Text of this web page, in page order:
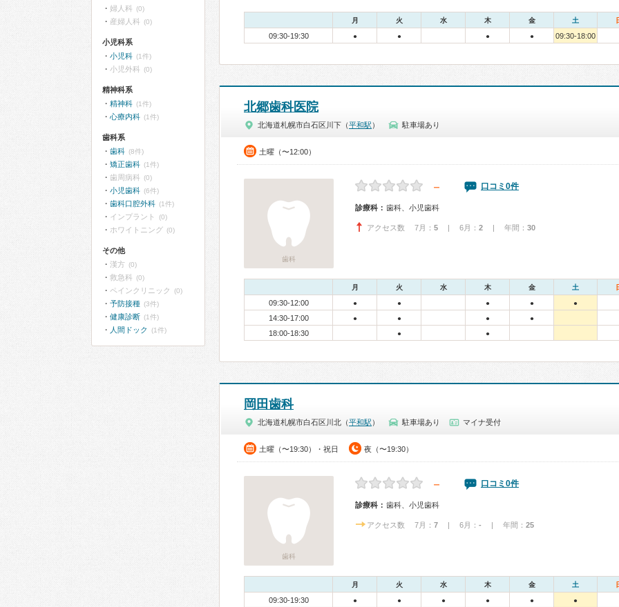
月 火 水 木 金 土
09:30-19:30 ● ● ● ● 09:30-18:00
北郷歯科医院
北海道札幌市白石区川下（平和駅 ） 駐車場あり
土曜（〜12:00）
歯科
－ 口コミ0件
診療科： 歯科、小児歯科
アクセス数 7月： 5 | 6月： 2 | 年間： 30
月 火 水 木 金 土
09:30-12:00 ● ● ● ● ●
14:30-17:00 ● ● ● ●
18:00-18:30 ● ●
岡田歯科
北海道札幌市白石区川北（平和駅 ） 駐車場あり マイナ受付
土曜（〜19:30）・祝日 夜（〜19:30）
歯科
－ 口コミ0件
診療科： 歯科、小児歯科
アクセス数 7月： 7 | 6月： - | 年間： 25
月 火 水 木 金 土
09:30-19:30 ● ● ● ● ● ●
婦人科 (0)
産婦人科 (0)
小児科系
小児科 (1件)
小児外科 (0)
精神科系
精神科 (1件)
心療内科 (1件)
歯科系
歯科 (8件)
矯正歯科 (1件)
歯周病科 (0)
小児歯科 (6件)
歯科口腔外科 (1件)
インプラント (0)
ホワイトニング (0)
その他
漢方 (0)
救急科 (0)
ペインクリニック (0)
予防接種 (3件)
健康診断 (1件)
人間ドック (1件)